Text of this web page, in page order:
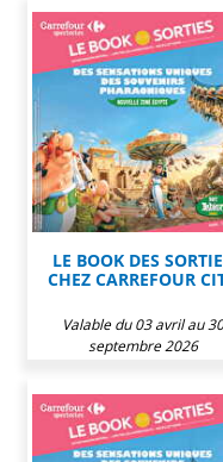
LE BOOK DES
CHEZ CARREFOUR
Valable du 03 avril au 30
septembre 2026